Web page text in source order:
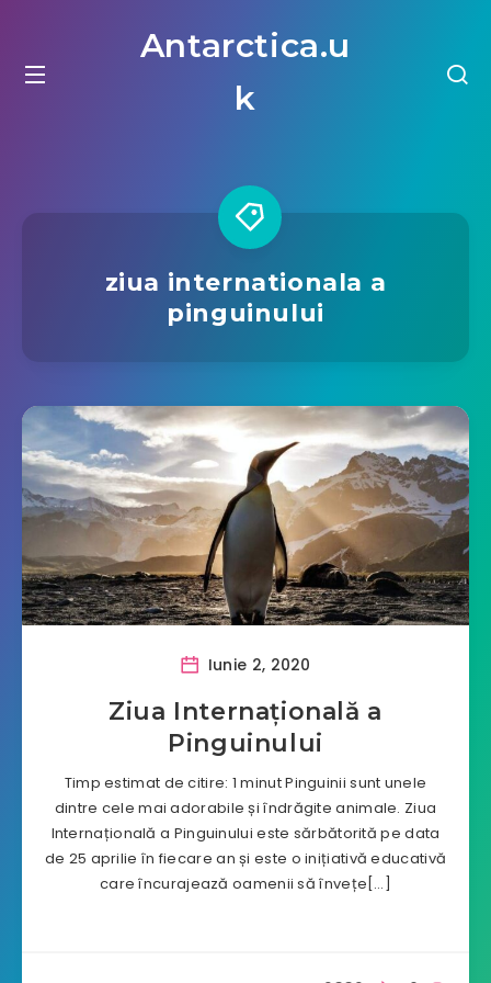
Antarctica.u
k
ziua internationala a
pinguinului
Iunie 2, 2020
Ziua Internațională a
Pinguinului
Timp estimat de citire: 1 minut Pinguinii sunt unele
dintre cele mai adorabile și îndrăgite animale. Ziua
Internațională a Pinguinului este sărbătorită pe data
de 25 aprilie în fiecare an și este o inițiativă educativă
care încurajează oamenii să învețe[…]